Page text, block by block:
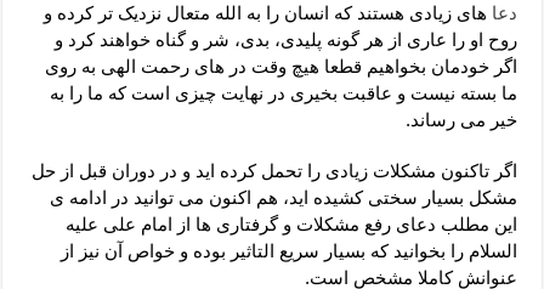
لا حول ولا قوة الا بالله برای چشم زخم – دعای چشم زخم ماشاالله
دعای قوی رفع ترس – دعای مجرب برای آرامش قلب و رفع اضطراب
دعا برای پولدار شدن در یک روز – دعای ثروت حضرت سلیمان
دعا های زیادی هستند که انسان را به الله متعال نزدیک تر کرده و
روح او را عاری از هر گونه پلیدی، بدی، شر و گناه خواهند کرد و
اگر خودمان بخواهیم قطعا هیچ وقت در های رحمت الهی به روی
ما بسته نیست و عاقبت بخیری در نهایت چیزی است که ما را به
خیر می رساند.
اگر تاکنون مشکلات زیادی را تحمل کرده اید و در دوران قبل از حل
مشکل بسیار سختی کشیده اید، هم اکنون می توانید در ادامه ی
این مطلب دعای رفع مشکلات و گرفتاری ها از امام علی علیه
السلام را بخوانید که بسیار سریع التاثیر بوده و خواص آن نیز از
عنوانش کاملا مشخص است.